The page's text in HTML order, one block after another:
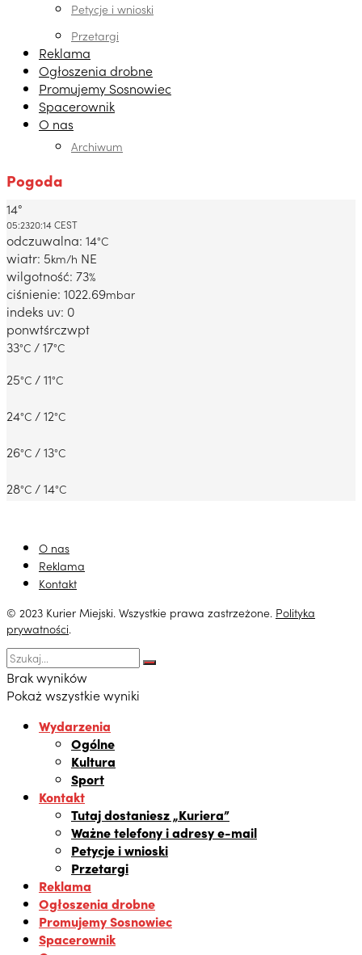
Petycje i wnioski
Przetargi
Reklama
Ogłoszenia drobne
Promujemy Sosnowiec
Spacerownik
O nas
Archiwum
Pogoda
Dabrowa Gornicza, PL
14°
05:2320:14 CEST
odczuwalna: 14°C
wiatr: 5km/h NE
wilgotność: 73%
ciśnienie: 1022.69mbar
indeks uv: 0
ponwtśrczwpt
33°C / 17°C
25°C / 11°C
24°C / 12°C
26°C / 13°C
28°C / 14°C
O nas
Reklama
Kontakt
© 2023 Kurier Miejski. Wszystkie prawa zastrzeżone. Polityka
prywatności.
Brak wyników
Pokaż wszystkie wyniki
Wydarzenia
Ogólne
Kultura
Sport
Kontakt
Tutaj dostaniesz „Kuriera”
Ważne telefony i adresy e-mail
Petycje i wnioski
Przetargi
Reklama
Ogłoszenia drobne
Promujemy Sosnowiec
Spacerownik